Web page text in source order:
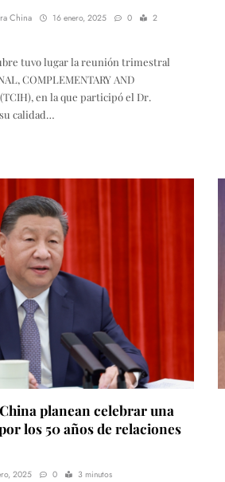
China 16 enero, 2025 0
2
tuvo lugar la reunión trimestral
COMPLEMENTARY AND
en la que participó el Dr.
calidad…
planean celebrar una
los 50 años de relaciones
2025 0 3 minutos